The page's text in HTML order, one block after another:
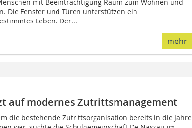
mit Beeinträchtigung Raum zum Wohnen und
Die Fenster und Türen unterstützen ein
Leben. Der...
mehr
auf modernes Zutrittsmanagement
die bestehende Zutrittsorganisation bereits in die Jahre